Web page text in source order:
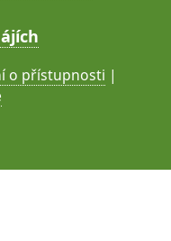
o přístupnosti |